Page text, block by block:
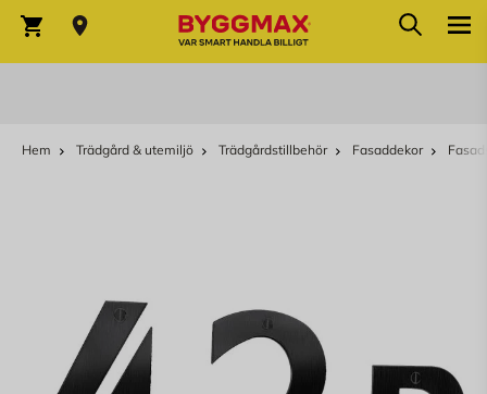
Varukorg Sök
Hem Trädgård & utemiljö Trädgårdstillbehör Fasaddekor